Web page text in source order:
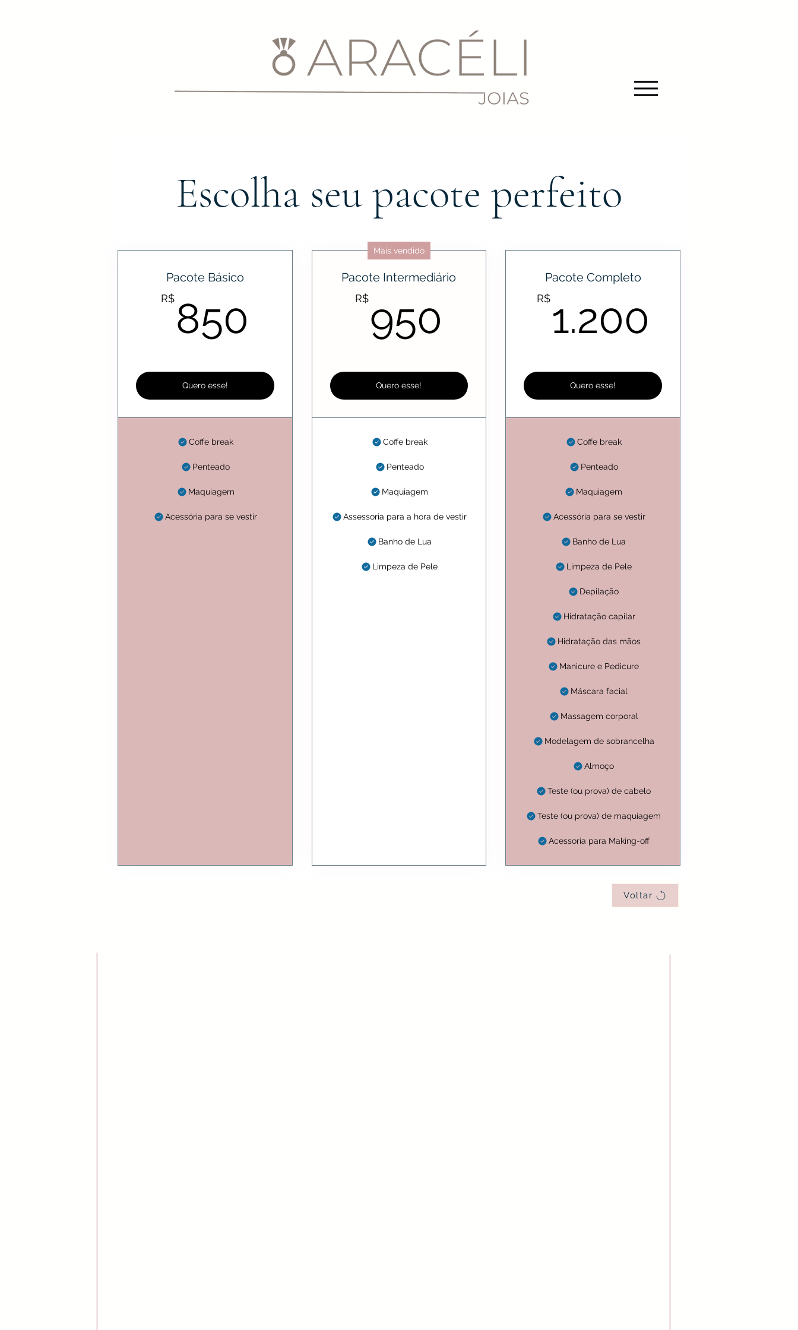
Escolha seu pacote perfeito
Pacote Básico
R$ 850 850R$
Quero esse!
Coffe break
Penteado
Maquiagem
Acessória para se vestir
Mais vendido
Pacote Intermediário
R$950 950R$
Quero esse!
Coffe break
Penteado
Maquiagem
Assessoria para a hora de vestir
Banho de Lua
Limpeza de Pele
Pacote Completo
R$ 1.200
Quero esse!
Coffe break
Penteado
Maquiagem
Acessória para se vestir
Banho de Lua
Limpeza de Pele
Depilação
Hidratação capilar
Hidratação das mãos
Manicure e Pedicure
Máscara facial
Massagem corporal
Modelagem de sobrancelha
Almoço
Teste (ou prova) de cabelo
Teste (ou prova) de maquiagem
Acessoria para Making-off
Voltar